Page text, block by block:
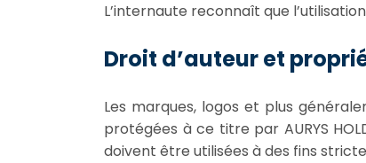
L’internaute reconnaît que
Droit d’auteur et
Les marques, logos et plus
protégées à ce titre par AURYS
doivent être utilisées à des fins